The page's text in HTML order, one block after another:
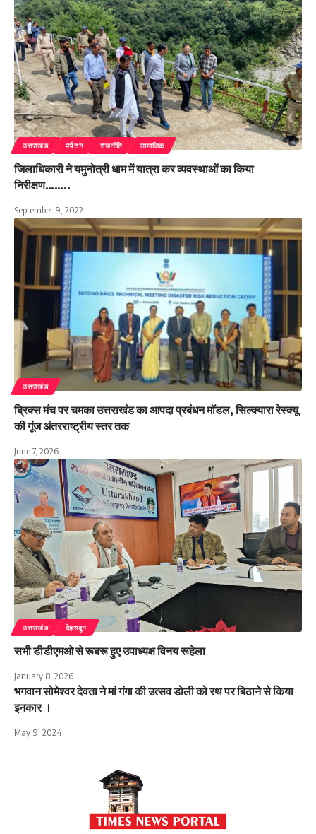
उत्तराखंड पर्यटन राजनीति सामाजिक
जिलाधिकारी ने यमुनोत्री धाम में यात्रा कर व्यवस्थाओं का किया
निरीक्षण……..
September 9, 2022
उत्तराखंड
ब्रिक्स मंच पर चमका उत्तराखंड का आपदा प्रबंधन मॉडल, सिल्क्यारा रेस्क्यू
की गूंज अंतरराष्ट्रीय स्तर तक
June 7, 2026
उत्तराखंड देहरादून
सभी डीडीएमओ से रूबरू हुए उपाध्यक्ष विनय रूहेला
January 8, 2026
भगवान सोमेश्वर देवता ने मां गंगा की उत्सव डोली को रथ पर बिठाने से किया
इनकार ।
May 9, 2024